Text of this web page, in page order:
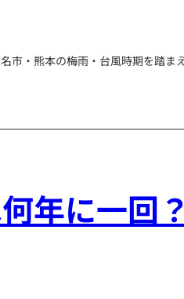
市・熊本の梅雨・台風時期を踏ま
年に一回